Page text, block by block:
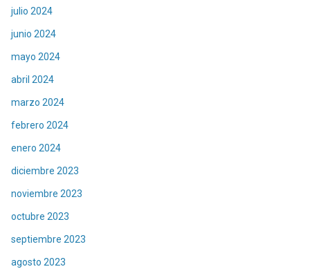
julio 2024
junio 2024
mayo 2024
abril 2024
marzo 2024
febrero 2024
enero 2024
diciembre 2023
noviembre 2023
octubre 2023
septiembre 2023
agosto 2023